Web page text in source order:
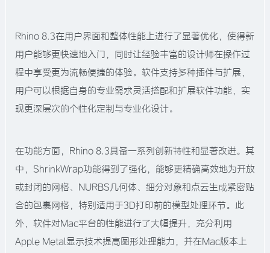
Rhino 8.3在用户界面和整体性能上进行了显著优化，使得新
用户能够更快速地入门，同时让经验丰富的设计师在操作过
程中享受更为流畅便捷的体验。软件支持多种插件与扩展，
用户可以根据自身的专业需求灵活搭配和扩展软件功能，实
现更深层次的个性化定制与专业化设计。
在功能方面，Rhino 8.3具备一系列创新特性和显著改进。其
中，ShrinkWrap功能得到了强化，能够更精确高效地为开放
或封闭的网格、NURBS几何体、细分对象和点云生成紧密贴
合的包裹网格，特别适用于3D打印前的模型处理环节。此
外，软件对Mac平台的性能进行了大幅提升，充分利用
Apple Metal显示技术提高图形处理能力，并在Mac版本上